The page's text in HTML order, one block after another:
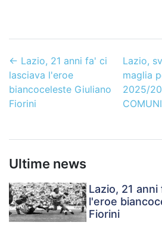
← Lazio, 21 anni fa' ci
lasciava l'eroe
biancoceleste Giuliano
Fiorini
Lazio,
maglia
2025/
Ultime news
Lazio, 21
l'eroe
Fiorini